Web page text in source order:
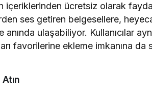
içeriklerinden ücretsiz olarak
ses getiren belgesellere,
anında ulaşabiliyor. Kullanıcılar
favorilerine ekleme imkanına da